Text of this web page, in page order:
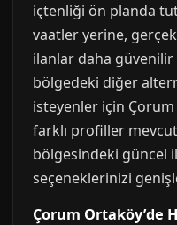
içtenliği ön planda
vaatler yerine,
ilanlar daha güvenilir
bölgedeki diğer
isteyenler için
farklı profiller
bölgesindeki güncel
seçeneklerinizi
Çorum Ortaköy’de